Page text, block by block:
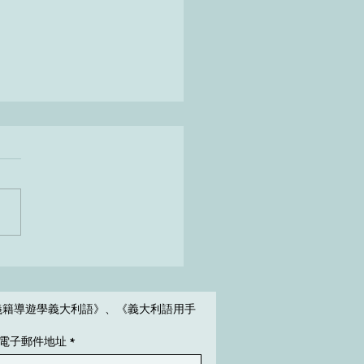
導遊學義大利語》、《義大利語用手
子郵件地址 *